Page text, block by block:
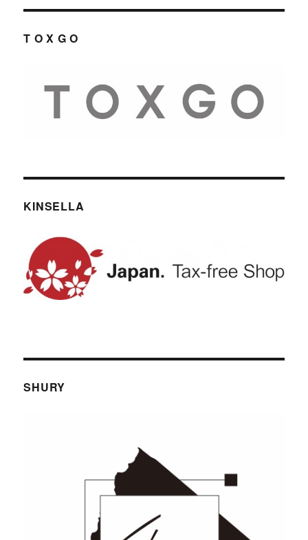
T O X G O
KINSELLA
SHURY